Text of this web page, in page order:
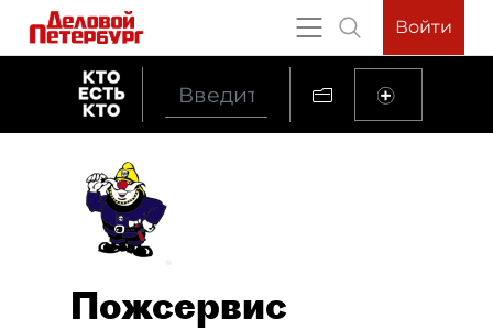
Войти
Пожсервис